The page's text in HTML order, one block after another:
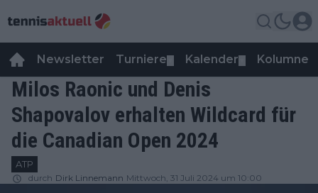
Newsletter Turniere Kalender Kolumnen
Milos Raonic und Denis
Shapovalov erhalten Wildcard für
die Canadian Open 2024
ATP
durch Dirk Linnemann Mittwoch, 31 Juli 2024 um 10:00